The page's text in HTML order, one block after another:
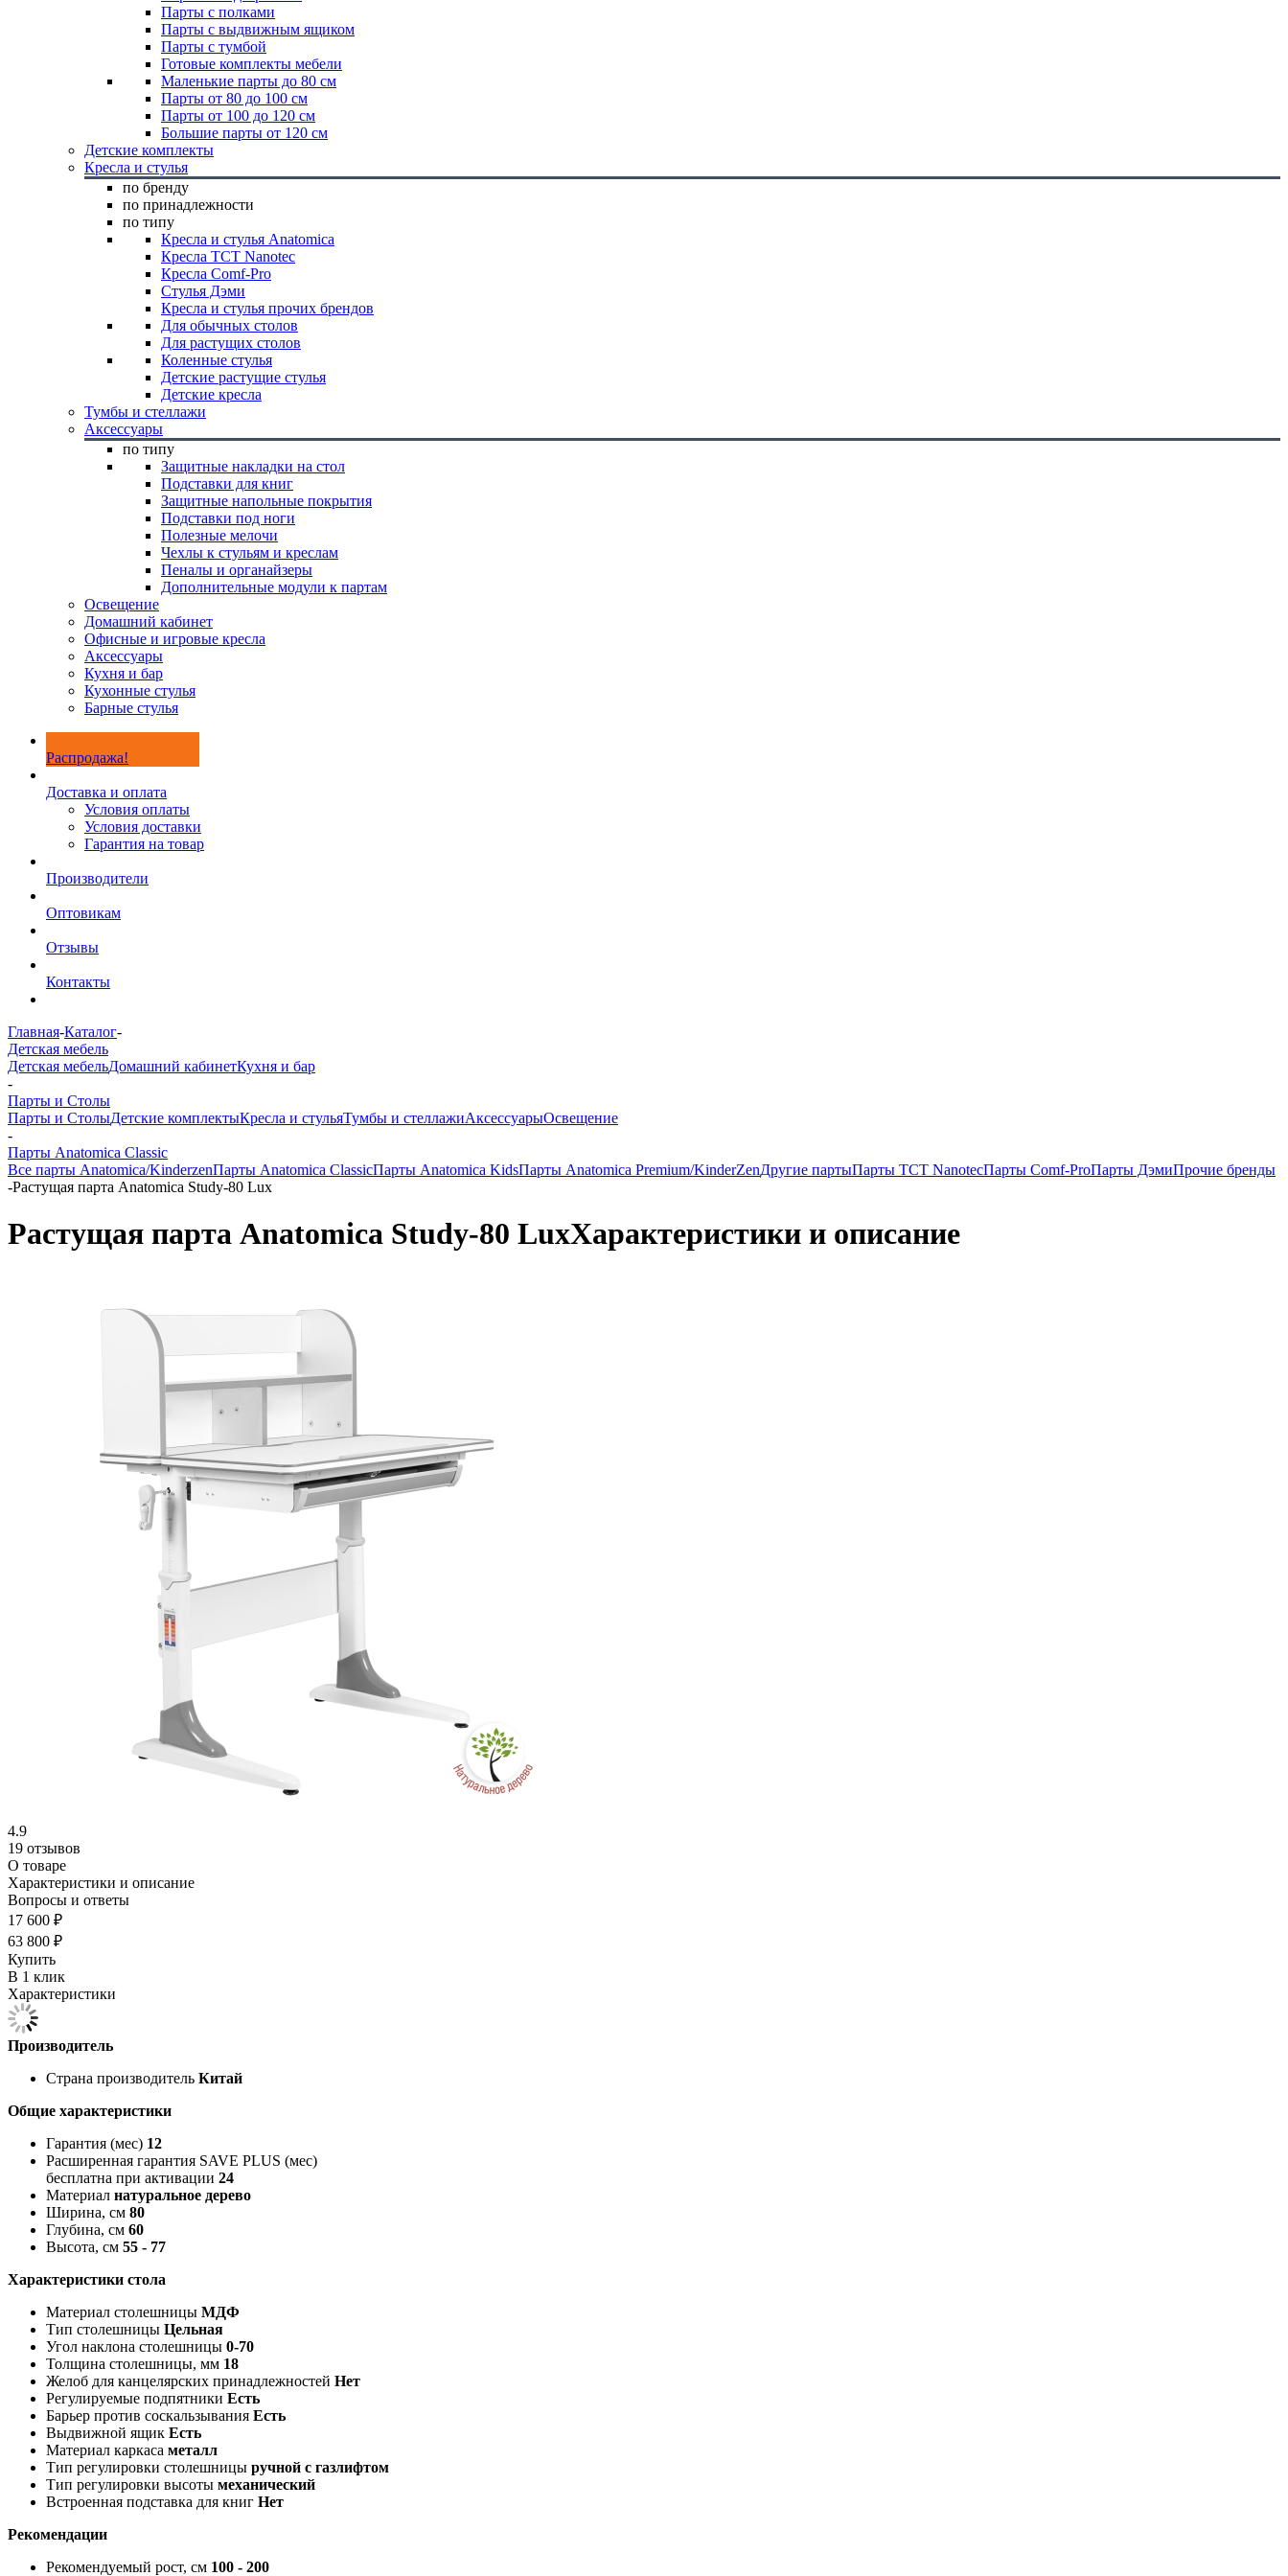
Парты с полками
Парты с выдвижным ящиком
Парты с тумбой
Готовые комплекты мебели
Маленькие парты до 80 см
Парты от 80 до 100 см
Парты от 100 до 120 см
Большие парты от 120 см
Детские комплекты
Кресла и стулья
по бренду
по принадлежности
по типу
Кресла и стулья Anatomica
Кресла TCT Nanotec
Кресла Comf-Pro
Стулья Дэми
Кресла и стулья прочих брендов
Для обычных столов
Для растущих столов
Коленные стулья
Детские растущие стулья
Детские кресла
Тумбы и стеллажи
Аксессуары
по типу
Защитные накладки на стол
Подставки для книг
Защитные напольные покрытия
Подставки под ноги
Полезные мелочи
Чехлы к стульям и креслам
Пеналы и органайзеры
Дополнительные модули к партам
Освещение
Домашний кабинет
Офисные и игровые кресла
Аксессуары
Кухня и бар
Кухонные стулья
Барные стулья
Распродажа!
Доставка и оплата
Условия оплаты
Условия доставки
Гарантия на товар
Производители
Оптовикам
Отзывы
Контакты
Главная-Каталог-
Детская мебель
Детская мебельДомашний кабинетКухня и бар
-
Парты и Столы
Парты и СтолыДетские комплектыКресла и стульяТумбы и стеллажиАксессуарыОсвещение
-
Парты Anatomica Classic
Все парты Anatomica/KinderzenПарты Anatomica ClassicПарты Anatomica KidsПарты Anatomica Premium/KinderZenДругие партыПарты TCT NanotecПарты Comf-ProПарты ДэмиПрочие бренды
-Растущая парта Anatomica Study-80 Lux
Растущая парта Anatomica Study-80 LuxХарактеристики и описание
4.9
19 отзывов
О товаре
Характеристики и описание
Вопросы и ответы
17 600 ₽
63 800 ₽
Купить
В 1 клик
Характеристики
Производитель
Страна производитель Китай
Общие характеристики
Гарантия (мес) 12
Расширенная гарантия SAVE PLUS (мес)
бесплатна при активации 24
Материал натуральное дерево
Ширина, см 80
Глубина, см 60
Высота, см 55 - 77
Характеристики стола
Материал столешницы МДФ
Тип столешницы Цельная
Угол наклона столешницы 0-70
Толщина столешницы, мм 18
Желоб для канцелярских принадлежностей Нет
Регулируемые подпятники Есть
Барьер против соскальзывания Есть
Выдвижной ящик Есть
Материал каркаса металл
Тип регулировки столешницы ручной с газлифтом
Тип регулировки высоты механический
Встроенная подставка для книг Нет
Рекомендации
Рекомендуемый рост, см 100 - 200